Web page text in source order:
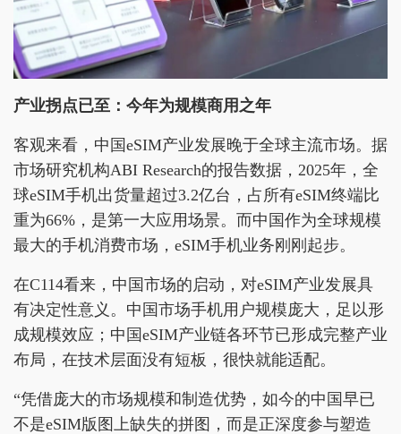
产业拐点已至：今年为规模商用之年
客观来看，中国eSIM产业发展晚于全球主流市场。据
市场研究机构ABI Research的报告数据，2025年，全
球eSIM手机出货量超过3.2亿台，占所有eSIM终端比
重为66%，是第一大应用场景。而中国作为全球规模
最大的手机消费市场，eSIM手机业务刚刚起步。
在C114看来，中国市场的启动，对eSIM产业发展具
有决定性意义。中国市场手机用户规模庞大，足以形
成规模效应；中国eSIM产业链各环节已形成完整产业
布局，在技术层面没有短板，很快就能适配。
“凭借庞大的市场规模和制造优势，如今的中国早已
不是eSIM版图上缺失的拼图，而是正深度参与塑造